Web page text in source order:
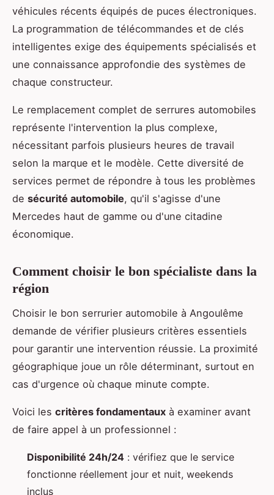
véhicules récents équipés de puces électroniques.
La programmation de télécommandes et de clés
intelligentes exige des équipements spécialisés et
une connaissance approfondie des systèmes de
chaque constructeur.
Le remplacement complet de serrures automobiles
représente l'intervention la plus complexe,
nécessitant parfois plusieurs heures de travail
selon la marque et le modèle. Cette diversité de
services permet de répondre à tous les problèmes
de sécurité automobile, qu'il s'agisse d'une
Mercedes haut de gamme ou d'une citadine
économique.
Comment choisir le bon spécialiste dans la
région
Choisir le bon serrurier automobile à Angoulême
demande de vérifier plusieurs critères essentiels
pour garantir une intervention réussie. La proximité
géographique joue un rôle déterminant, surtout en
cas d'urgence où chaque minute compte.
Voici les critères fondamentaux à examiner avant
de faire appel à un professionnel :
Disponibilité 24h/24 : vérifiez que le service
fonctionne réellement jour et nuit, weekends
inclus